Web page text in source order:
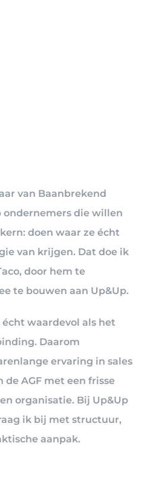
van Baanbrekend
ondernemers die willen
doen waar ze écht
van krijgen. Dat doe ik
door hem te
te bouwen aan Up&Up.
écht waardevol als het
Daarom
ervaring in sales
AGF met een frisse
organisatie. Bij Up&Up
ik bij met structuur,
aanpak.